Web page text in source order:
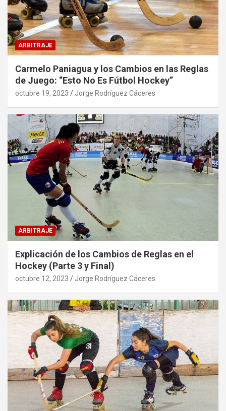
ARBITRAJE
Carmelo Paniagua y los Cambios en las Reglas
de Juego: “Esto No Es Fútbol Hockey”
octubre 19, 2023 Jorge Rodríguez Cáceres
ARBITRAJE
Explicación de los Cambios de Reglas en el
Hockey (Parte 3 y Final)
octubre 12, 2023 Jorge Rodríguez Cáceres